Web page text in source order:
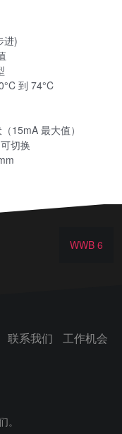
进)
到 74°C
15mA 最大值）
切换
WWB 6
联系我们 工作机会